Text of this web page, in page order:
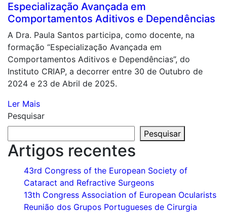
Especialização Avançada em
Comportamentos Aditivos e Dependências
A Dra. Paula Santos participa, como docente, na
formação “Especialização Avançada em
Comportamentos Aditivos e Dependências”, do
Instituto CRIAP, a decorrer entre 30 de Outubro de
2024 e 23 de Abril de 2025.
Ler Mais
Pesquisar
Pesquisar
Artigos recentes
43rd Congress of the European Society of
Cataract and Refractive Surgeons
13th Congress Association of European Ocularists
Reunião dos Grupos Portugueses de Cirurgia